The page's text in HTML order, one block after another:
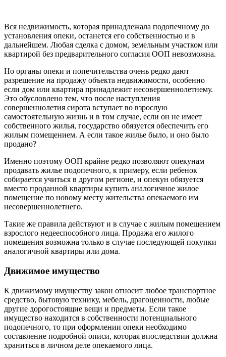
Вся недвижимость, которая принадлежала подопечному до
установления опеки, останется его собственностью и в
дальнейшем. Любая сделка с домом, земельным участком или
квартирой без предварительного согласия ООП невозможна.
Но органы опеки и попечительства очень редко дают
разрешение на продажу объекта недвижимости, особенно
если дом или квартира принадлежит несовершеннолетнему.
Это обусловлено тем, что после наступления
совершеннолетия сирота вступает во взрослую
самостоятельную жизнь и в том случае, если он не имеет
собственного жилья, государство обязуется обеспечить его
жилым помещением. А если такое жилье было, и оно было
продано?
Именно поэтому ООП крайне редко позволяют опекунам
продавать жилье подопечного, к примеру, если ребенок
собирается учиться в другом регионе, и опекун обязуется
вместо проданной квартиры купить аналогичное жилое
помещение по новому месту жительства опекаемого им
несовершеннолетнего.
Такие же правила действуют и в случае с жилым помещением
взрослого недееспособного лица. Продажа его жилого
помещения возможна только в случае последующей покупки
аналогичной квартиры или дома.
Движимое имущество
К движимому имуществу закон относит любое транспортное
средство, бытовую технику, мебель, драгоценности, любые
другие дорогостоящие вещи и предметы. Если такое
имущество находится в собственности потенциального
подопечного, то при оформлении опеки необходимо
составление подробной описи, которая впоследствии должна
храниться в личном деле опекаемого лица.